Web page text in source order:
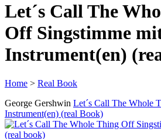
Let´s Call The
Off Singstimme
Instrument(en)
Home > Real Book
George Gershwin Let´s Call The Whole
Instrument(en) (real Book)